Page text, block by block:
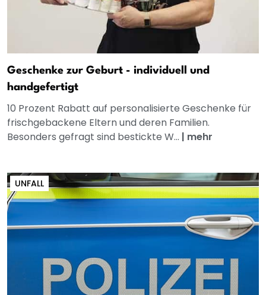
Geschenke zur Geburt - individuell und
handgefertigt
10 Prozent Rabatt auf personalisierte Geschenke für
frischgebackene Eltern und deren Familien.
Besonders gefragt sind bestickte W... | mehr
UNFALL